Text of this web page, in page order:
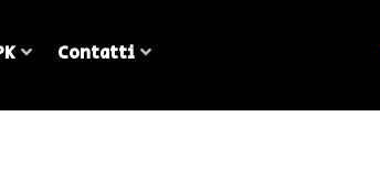
Contatti